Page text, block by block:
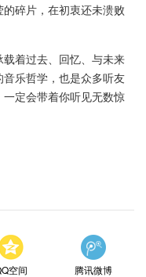
碎片，在初衷还未溃败
着过去、回忆、与未来
乐哲学，也是众多听友
定会带着你听见无数惊
空间 腾讯微博